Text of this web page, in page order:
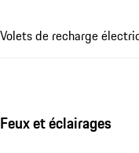
Volets de recharge
Feux et éclairages